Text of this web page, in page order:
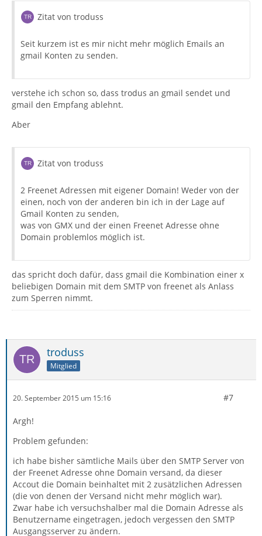
Zitat von troduss
Seit kurzem ist es mir nicht mehr möglich Emails an
gmail Konten zu senden.
verstehe ich schon so, dass trodus an gmail sendet und
gmail den Empfang ablehnt.
Aber
Zitat von troduss
2 Freenet Adressen mit eigener Domain! Weder von der
einen, noch von der anderen bin ich in der Lage auf
Gmail Konten zu senden,
was von GMX und der einen Freenet Adresse ohne
Domain problemlos möglich ist.
das spricht doch dafür, dass gmail die Kombination einer x
beliebigen Domain mit dem SMTP von freenet als Anlass
zum Sperren nimmt.
troduss
Mitglied
20. September 2015 um 15:16 #7
Argh!
Problem gefunden:
ich habe bisher sämtliche Mails über den SMTP Server von
der Freenet Adresse ohne Domain versand, da dieser
Accout die Domain beinhaltet mit 2 zusätzlichen Adressen
(die von denen der Versand nicht mehr möglich war).
Zwar habe ich versuchshalber mal die Domain Adresse als
Benutzername eingetragen, jedoch vergessen den SMTP
Ausgangsserver zu ändern.